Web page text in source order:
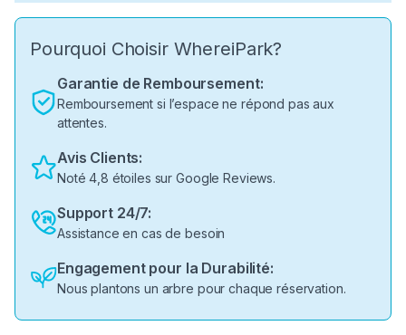
Pourquoi Choisir WhereiPark?
Garantie de Remboursement:
Remboursement si l’espace ne répond pas aux
attentes.
Avis Clients:
Noté 4,8 étoiles sur Google Reviews.
Support 24/7:
Assistance en cas de besoin
Engagement pour la Durabilité:
Nous plantons un arbre pour chaque réservation.